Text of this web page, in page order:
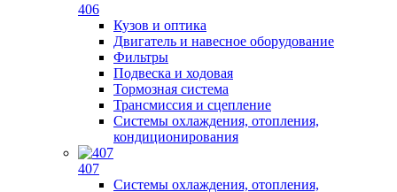
406
Кузов и оптика
Двигатель и навесное оборудование
Фильтры
Подвеска и ходовая
Тормозная система
Трансмиссия и сцепление
Системы охлаждения, отопления,
кондиционирования
407
Системы охлаждения, отопления,